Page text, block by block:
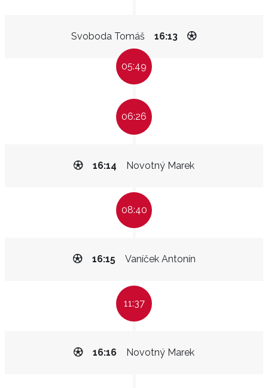
Svoboda Tomáš 16:13
05:49
06:26
Novotný Marek
16:14
08:40
Vaníček Antonín
16:15
11:37
Novotný Marek
16:16